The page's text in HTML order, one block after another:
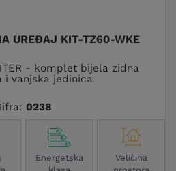
UREĐAJ KIT-TZ60-WKE
- komplet bijela zidna
i vanjska jedinica
0238
Energetska
Veličina